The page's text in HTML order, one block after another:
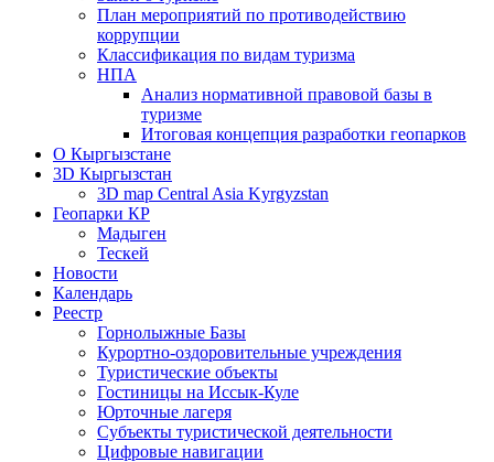
План мероприятий по противодействию
коррупции
Классификация по видам туризма
НПА
Анализ нормативной правовой базы в
туризме
Итоговая концепция разработки геопарков
О Кыргызстане
3D Кыргызстан
3D map Central Asia Kyrgyzstan
Геопарки КР
Мадыген
Тескей
Новости
Календарь
Реестр
Горнолыжные Базы
Курортно-оздоровительные учреждения
Туристические объекты
Гостиницы на Иссык-Куле
Юрточные лагеря
Cубъекты туристической деятельности
Цифровые навигации